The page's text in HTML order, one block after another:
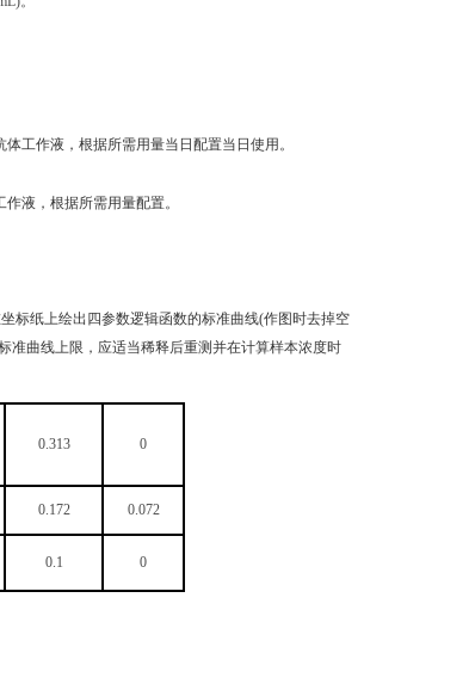
工作液，根据所需用量当日配置当日使用。
液，根据所需用量配置。
标纸上绘出四参数逻辑函数的标准曲线(作图时去掉空
准曲线上限，应适当稀释后重测并在计算样本浓度时
0.313 0
0.172 0.072
0.1 0